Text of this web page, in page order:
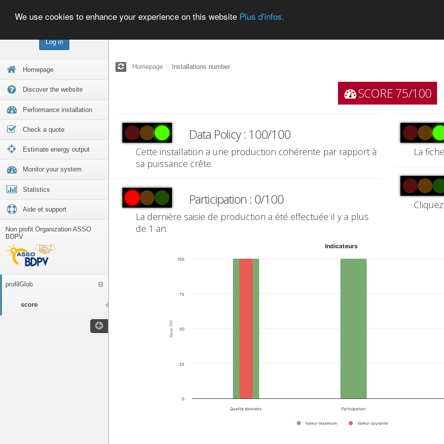
Log in
Homepage
Discover the website
Performance installation
Check a quote
Estimate energy output
Monitor your system
Statistics
Aide et support
Non profit Organization ASSO
BDPV
profilGlob
score
We use cookies to enhance your experience on this website Plus d'infos.
Homepage Installations number
SCORE 75/100
Data Policy : 100/100
Cette installation a une production cohérente par rapport à
sa puissance crête.
Participation : 0/100
La dernière saisie de production a été effectuée il y a plus
de 1 an.
La
Base 100
Indicateurs
Valeur maximum Valeur courante
Qualité données Participation
0
25
50
75
100